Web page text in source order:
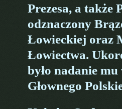
Prezesa, a także
odznaczony
Łowieckiej oraz
Łowiectwa.
było nadanie
Głownego